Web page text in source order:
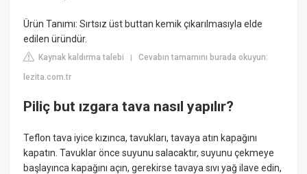
Ürün Tanımı: Sırtsız üst buttan kemik çıkarılmasıyla elde
edilen üründür.
Kaynak kaldırma talebi |Cevabın tamamını burada okuyun:
lezita.com.tr
Piliç but ızgara tava nasıl yapılır?
Teflon tava iyice kızınca, tavukları, tavaya atın kapağını
kapatın. Tavuklar önce suyunu salacaktır, suyunu çekmeye
başlayınca kapağını açın, gerekirse tavaya sıvı yağ ilave edin,